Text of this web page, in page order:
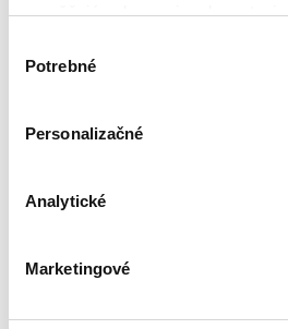
umožňujú zobrazenie relevantnej
keby sme mohli používať všetky
súhlasu
Potrebné
Personalizačné
Analytické
Marketingové